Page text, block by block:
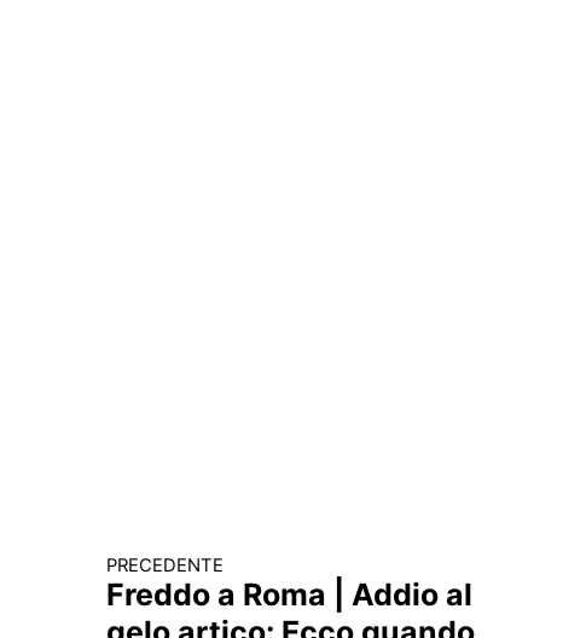
Continua a leggere
PRECEDENTE
Freddo a Roma | Addio al